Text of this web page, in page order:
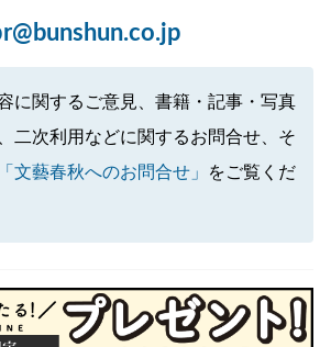
に関するご意見、書籍・記事・写真
二次利用などに関するお問合せ、そ
「文藝春秋へのお問合せ」
をご覧くだ